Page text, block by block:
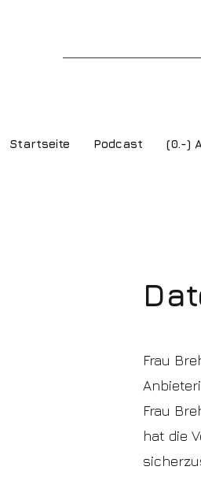
Startseite Podcast (0.-)
Frau
Frau
hat die